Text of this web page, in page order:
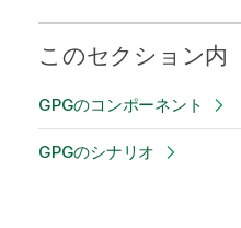
このセクション内
GPGのコンポーネント
GPGのシナリオ